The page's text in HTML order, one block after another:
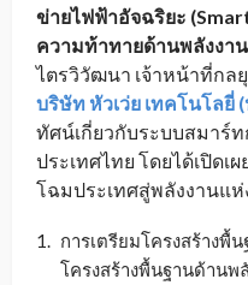
ข่ายไฟฟ้าอัจฉริยะ (
ความท้าทายด้านพลังงา
ไตรวิวัฒนา เจ้าหน้าที่กล
บริษัท หัวเว่ย เทคโนโลยี่
ทัศน์เกี่ยวกับระบบสมาร์
ประเทศไทย โดยได้เปิด
โฉมประเทศสู่พลังงานแ
การเตรียมโครงสร้างพื้
โครงสร้างพื้นฐานด้านพ